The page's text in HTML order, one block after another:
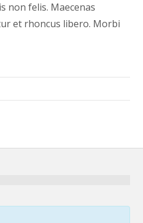
non felis. Maecenas
et rhoncus libero. Morbi